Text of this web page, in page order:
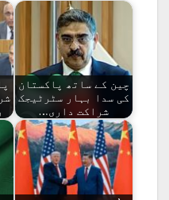
چین کے ساتھ پاکستان
کی سدا بہار سٹرٹیجک
شراکت داری…